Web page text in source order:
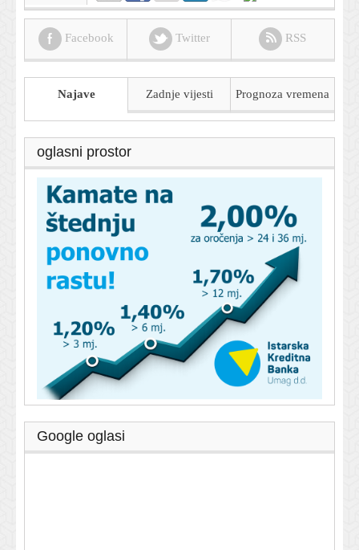
Facebook Twitter RSS
Najave Zadnje vijesti Prognoza vremena
oglasni prostor
Google oglasi